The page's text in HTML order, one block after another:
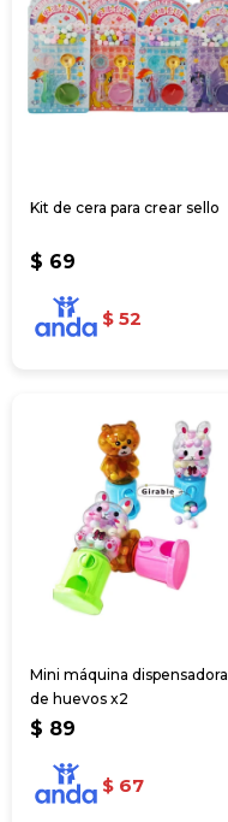
Kit de cera para crear sello
$ 69
$ 52
Mini máquina dispensadora
de huevos x2
$ 89
$ 67